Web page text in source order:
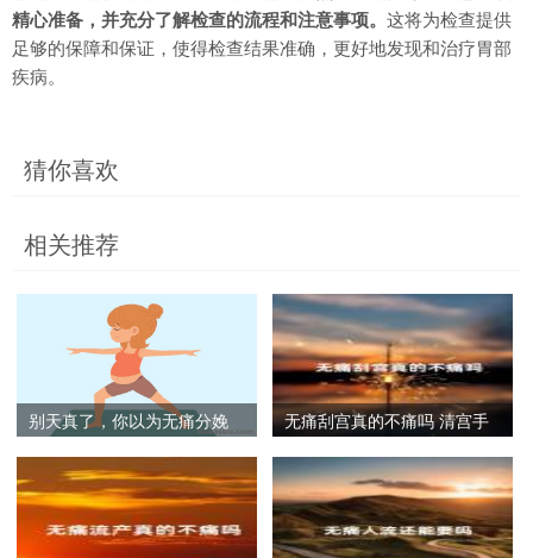
精心准备，并充分了解检查的流程和注意事项。 这将为检查提供
足够的保障和保证，使得检查结果准确，更好地发现和治疗胃部
疾病。
猜你喜欢
相关推荐
别天真了，你以为无痛分娩
无痛刮宫真的不痛吗 清宫手